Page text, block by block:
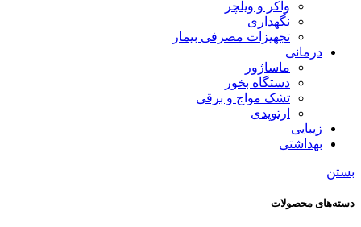
واکر و ویلچر
نگهداری
تجهیزات مصرفی بیمار
درمانی
ماساژور
دستگاه بخور
تشک مواج و برقی
ارتوپدی
زیبایی
بهداشتی
بستن
دسته‌های محصولات